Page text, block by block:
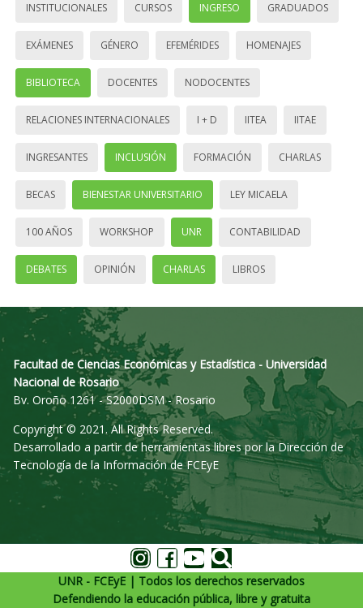
INSTITUCIONALES CURSOS INGRESO GRADUADOS
EXÁMENES GÉNERO EFEMÉRIDES HOMENAJES
BIBLIOTECA DOCENTES NODOCENTES
RELACIONES INTERNACIONALES I + D IITEA IITAE
INGRESANTES INCLUSIÓN FORMACIÓN CHARLAS
BECAS BIENESTAR UNIVERSITARIO LEY MICAELA
100 AÑOS WORKSHOP UNR CONTABILIDAD
DEBATES OPINIÓN CHARLAS LIBROS
Facultad de Ciencias Económicas y Estadística - Universidad
Nacional de Rosario
Bv. Oroño 1261 - S2000DSM - Rosario
Copyright © 2021. All Rights Reserved.
Desarrollado a partir de herramientas libres por la Dirección de
Tecnología de la Información de FCEyE
UNR - FCEyE | Todos los derechos reservados
Defendiendo la educación pública, libre y gratuita